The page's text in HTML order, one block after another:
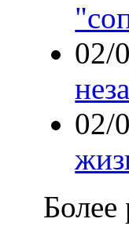
02/
02/
Более